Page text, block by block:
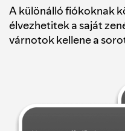
A különálló fiókoknak
élvezhetitek a saját
várnotok kellene a